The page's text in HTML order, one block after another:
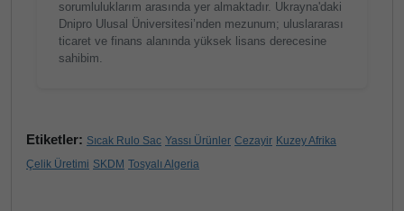
sorumluluklarım arasında yer almaktadır. Ukrayna'daki
Dnipro Ulusal Üniversitesi’nden mezunum; uluslararası
ticaret ve finans alanında yüksek lisans derecesine
sahibim.
Etiketler: Sıcak Rulo Sac Yassı Ürünler Cezayir Kuzey Afrika
Çelik Üretimi SKDM Tosyalı Algeria